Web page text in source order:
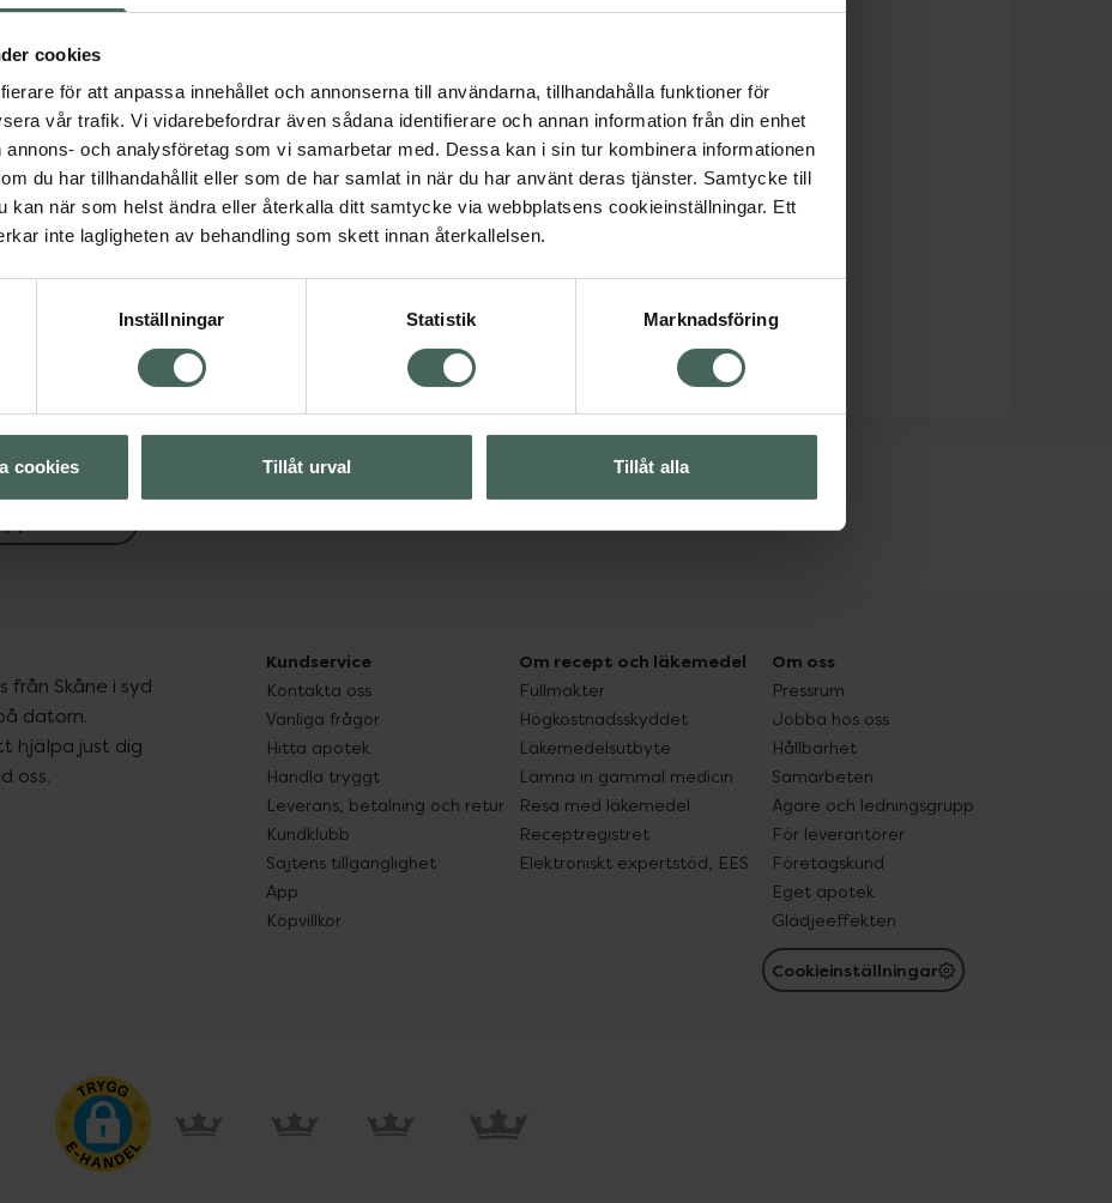
cookies
för att anpassa innehållet och annonserna till användarna, tillhandahålla funktioner för
vår trafik. Vi vidarebefordrar även sådana identifierare och annan information från din enhet
och analysföretag som vi samarbetar med. Dessa kan i sin tur kombinera informationen
du har tillhandahållit eller som de har samlat in när du har använt deras tjänster. Samtycke till
kan när som helst ändra eller återkalla ditt samtycke via webbplatsens cookieinställningar. Ett
inte lagligheten av behandling som skett innan återkallelsen.
Inställningar Statistik Marknadsföring
cookies Tillåt urval Tillåt alla
Visa
Visa
Visa
från Skåne i syd
datorn.
hjälpa just dig
oss.
Kundservice
Kontakta oss
Vanliga frågor
Hitta apotek
Handla tryggt
Leverans, betalning och retur
Kundklubb
Sajtens tillgänglighet
App
Köpvillkor
Om recept och läkemedel
Fullmakter
Högkostnadsskyddet
Läkemedelsutbyte
Lämna in gammal medicin
Resa med läkemedel
Receptregistret
Elektroniskt expertstöd, EES
Om oss
Pressrum
Jobba hos oss
Hållbarhet
Samarbeten
Ägare och ledningsgrupp
För leverantörer
Företagskund
Eget apotek
Glädjeeffekten
Cookieinställningar